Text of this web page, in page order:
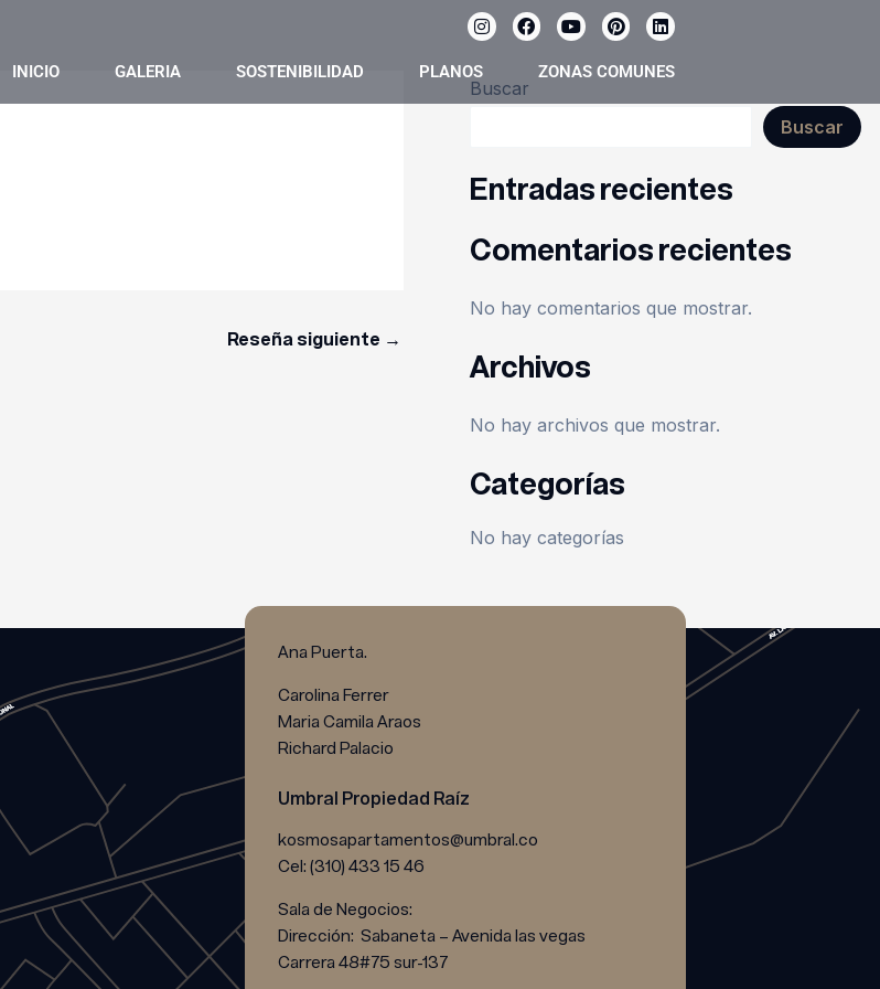
I
n
t
a
g
F
a
b
o
Y
o
t
b
P
i
t
r
L
i
k
d
INICIO GALERIA SOSTENIBILIDAD PLANOS ZONAS COMUNES
Reseña siguiente →
Buscar
Buscar
Entradas recientes
Comentarios recientes
No hay comentarios que mostrar.
Archivos
No hay archivos que mostrar.
Categorías
No hay categorías
Ana Puerta.
Carolina Ferrer
Maria Camila Araos
Richard Palacio
Umbral Propiedad Raíz
kosmosapartamentos@umbral.co
Cel: (310) 433 15 46
Sala de Negocios:
Dirección: Sabaneta – Avenida las vegas
Carrera 48#75 sur-137